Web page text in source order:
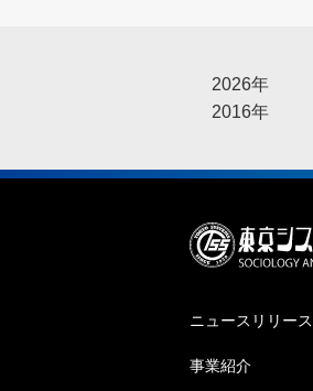
2026年
2016年
ニュースリリース
事業紹介